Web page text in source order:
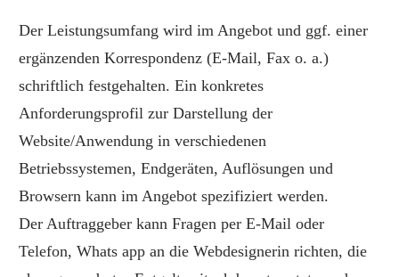
Der Leistungsumfang wird im Angebot und ggf. einer
ergänzenden Korrespondenz (E-Mail, Fax o. a.)
schriftlich festgehalten. Ein konkretes
Anforderungsprofil zur Darstellung der
Website/Anwendung in verschiedenen
Betriebssystemen, Endgeräten, Auflösungen und
Browsern kann im Angebot spezifiziert werden.
Der Auftraggeber kann Fragen per E-Mail oder
Telefon, Whats app an die Webdesignerin richten, die